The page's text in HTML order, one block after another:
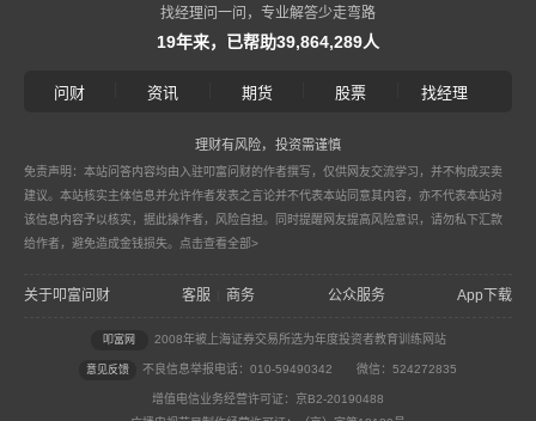
找经理问一问，专业解答少走弯路
19年来，已帮助39,864,289人
问财 资讯 期货 股票 找经理
理财有风险，投资需谨慎
免责声明：本站问答内容均由入驻叩富问财的作者撰写，仅供网友交流学习，并不构成买卖
建议。本站核实主体信息并允许作者发表之言论并不代表本站同意其内容，亦不代表本站对
该信息内容予以核实，据此操作者，风险自担。同时提醒网友提高风险意识，请勿私下汇款
给作者，避免造成金钱损失。 点击查看全部>
关于叩富问财 客服 商务 公众服务 App下载
叩富网 2008年被上海证券交易所选为年度投资者教育训练网站
意见反馈 不良信息举报电话：010-59490342 微信：524272835
增值电信业务经营许可证：京B2-20190488